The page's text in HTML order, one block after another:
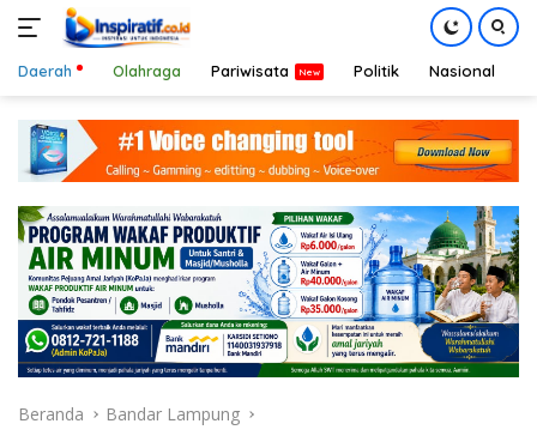
konten
Daerah Olahraga Pariwisata Politik Nasional
Beranda Bandar Lampung